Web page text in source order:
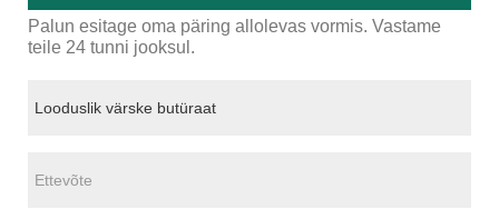
Palun esitage oma päring allolevas vormis. Vastame
teile 24 tunni jooksul.